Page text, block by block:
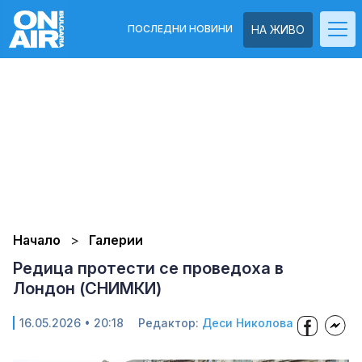
НА ЖИВО
ПОСЛЕДНИ НОВИНИ
Начало Галерии
Редица протести се проведоха в
Лондон (СНИМКИ)
16.05.2026 • 20:18 Редактор: Деси Николова